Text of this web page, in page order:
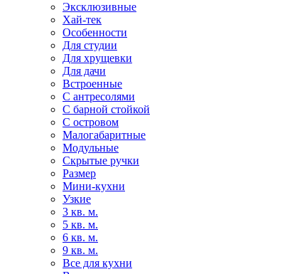
Эксклюзивные
Хай-тек
Особенности
Для студии
Для хрущевки
Для дачи
Встроенные
С антресолями
С барной стойкой
С островом
Малогабаритные
Модульные
Скрытые ручки
Размер
Мини-кухни
Узкие
3 кв. м.
5 кв. м.
6 кв. м.
9 кв. м.
Все для кухни